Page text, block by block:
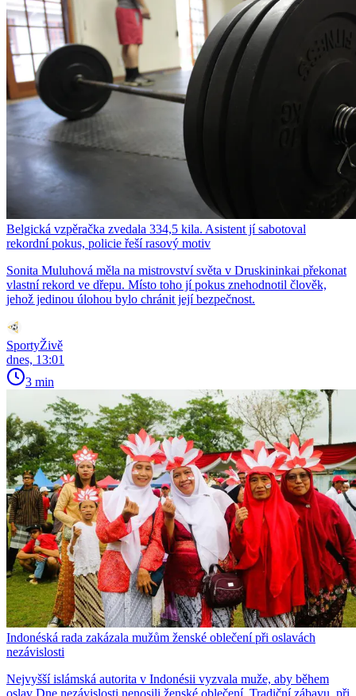
Belgická vzpěračka zvedala 334,5 kila. Asistent jí sabotoval
rekordní pokus, policie řeší rasový motiv
Sonita Muluhová měla na mistrovství světa v Druskininkai překonat
vlastní rekord ve dřepu. Místo toho jí pokus znehodnotil člověk,
jehož jedinou úlohou bylo chránit její bezpečnost.
SportyŽivě
dnes, 13:01
3 min
Indonéská rada zakázala mužům ženské oblečení při oslavách
nezávislosti
Nejvyšší islámská autorita v Indonésii vyzvala muže, aby během